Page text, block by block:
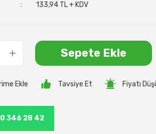
133,94 TL + KDV
Sepete Ekle
Tavsiye Et Fiyatı
346 28 42